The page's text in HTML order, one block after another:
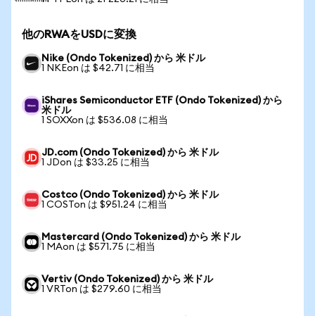
他のRWAをUSDに変換
Nike (Ondo Tokenized) から 米ドル
1 NKEon は $42.71 に相当
iShares Semiconductor ETF (Ondo Tokenized) から
米ドル
1 SOXXon は $536.08 に相当
JD.com (Ondo Tokenized) から 米ドル
1 JDon は $33.25 に相当
Costco (Ondo Tokenized) から 米ドル
1 COSTon は $951.24 に相当
Mastercard (Ondo Tokenized) から 米ドル
1 MAon は $571.75 に相当
Vertiv (Ondo Tokenized) から 米ドル
1 VRTon は $279.60 に相当